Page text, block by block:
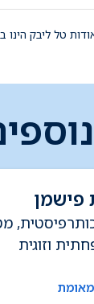
טל ליבק הינו
פישמן
וזוגית
מאומת